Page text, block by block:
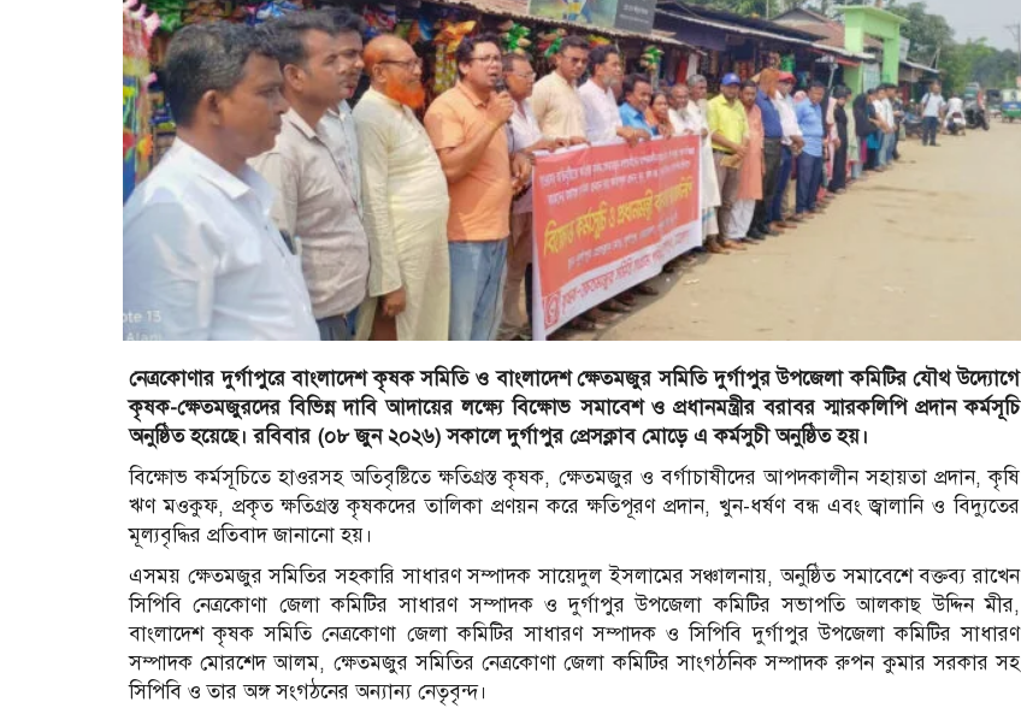
নেত্রকোণার দুর্গাপুরে বাংলাদেশ কৃষক সমিতি ও বাংলাদেশ ক্ষেতমজুর সমিতি দুর্গাপুর উপজেলা কমিটির যৌথ উদ্যোগে
কৃষক-ক্ষেতমজুরদের বিভিন্ন দাবি আদায়ের লক্ষ্যে বিক্ষোভ সমাবেশ ও প্রধানমন্ত্রীর বরাবর স্মারকলিপি প্রদান কর্মসূচি
অনুষ্ঠিত হয়েছে। রবিবার (০৮ জুন ২০২৬) সকালে দুর্গাপুর প্রেসক্লাব মোড়ে এ কর্মসুচী অনুষ্ঠিত হয়।
বিক্ষোভ কর্মসূচিতে হাওরসহ অতিবৃষ্টিতে ক্ষতিগ্রস্ত কৃষক, ক্ষেতমজুর ও বর্গাচাষীদের আপদকালীন সহায়তা প্রদান, কৃষি
ঋণ মওকুফ, প্রকৃত ক্ষতিগ্রস্ত কৃষকদের তালিকা প্রণয়ন করে ক্ষতিপূরণ প্রদান, খুন-ধর্ষণ বন্ধ এবং জ্বালানি ও বিদ্যুতের
মূল্যবৃদ্ধির প্রতিবাদ জানানো হয়।
এসময় ক্ষেতমজুর সমিতির সহকারি সাধারণ সম্পাদক সায়েদুল ইসলামের সঞ্চালনায়, অনুষ্ঠিত সমাবেশে বক্তব্য রাখেন
সিপিবি নেত্রকোণা জেলা কমিটির সাধারণ সম্পাদক ও দুর্গাপুর উপজেলা কমিটির সভাপতি আলকাছ উদ্দিন মীর,
বাংলাদেশ কৃষক সমিতি নেত্রকোণা জেলা কমিটির সাধারণ সম্পাদক ও সিপিবি দুর্গাপুর উপজেলা কমিটির সাধারণ
সম্পাদক মোরশেদ আলম, ক্ষেতমজুর সমিতির নেত্রকোণা জেলা কমিটির সাংগঠনিক সম্পাদক রুপন কুমার সরকার সহ
সিপিবি ও তার অঙ্গ সংগঠনের অন্যান্য নেতৃবৃন্দ।